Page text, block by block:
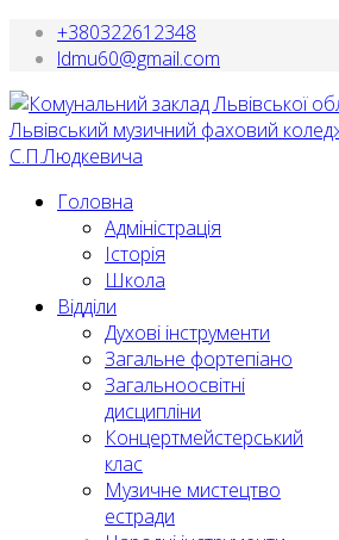
+380322612348
ldmu60@gmail.com
Головна
Адміністрація
Історія
Школа
Відділи
Духові інструменти
Загальне фортепіано
Загальноосвітні
дисципліни
Концертмейстерський
клас
Музичне мистецтво
естради